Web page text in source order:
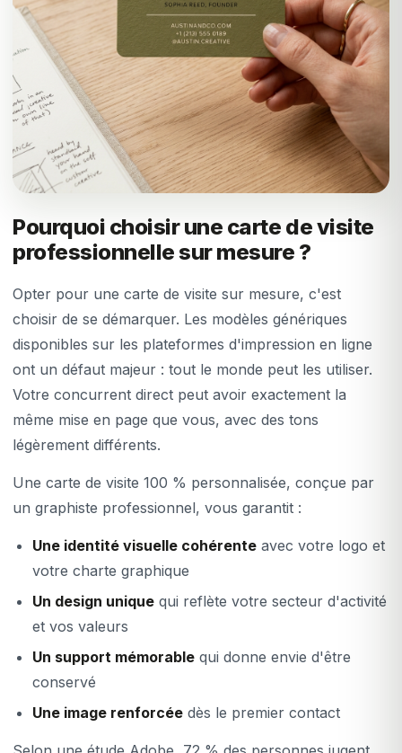
Pourquoi choisir une carte de visite
professionnelle sur mesure ?
Opter pour une carte de visite sur mesure, c'est
choisir de se démarquer. Les modèles génériques
disponibles sur les plateformes d'impression en ligne
ont un défaut majeur : tout le monde peut les utiliser.
Votre concurrent direct peut avoir exactement la
même mise en page que vous, avec des tons
légèrement différents.
Une carte de visite 100 % personnalisée, conçue par
un graphiste professionnel, vous garantit :
Une identité visuelle cohérente avec votre logo et
votre charte graphique
Un design unique qui reflète votre secteur d'activité
et vos valeurs
Un support mémorable qui donne envie d'être
conservé
Une image renforcée dès le premier contact